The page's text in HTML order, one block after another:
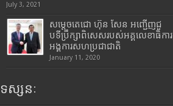
July 3, 2021
សម្តេចតេជោ ហ៊ុន សែន អញ្ជើញជួ
បទីប្រឹក្សាពិសេសរបស់អគ្គលេខាធិការ
អង្គការសហប្រជាជាតិ
January 11, 2020
ទស្សនៈ